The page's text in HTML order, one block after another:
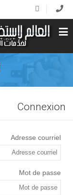
Connexion
Adresse courriel
Mot de passe